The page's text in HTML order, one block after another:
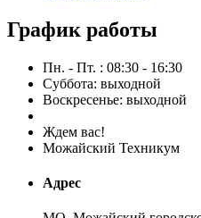
График работы
Пн. - Пт. : 08:30 - 16:30
Суббота: выходной
Воскресенье: выходной
Ждем вас!
Можайский Техникум
Адрес